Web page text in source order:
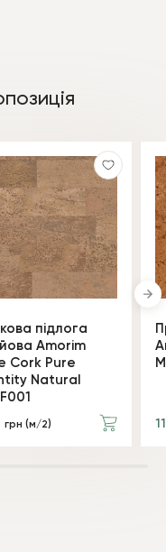
підлога
Amorim
Cork Pure
Natural
грн (м/2)